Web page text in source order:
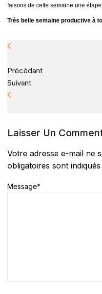
faisons de cette semaine une
Très belle semaine productive à
Précédant
Suivant
Laisser Un
Votre adresse e-mail ne
obligatoires sont
Message*